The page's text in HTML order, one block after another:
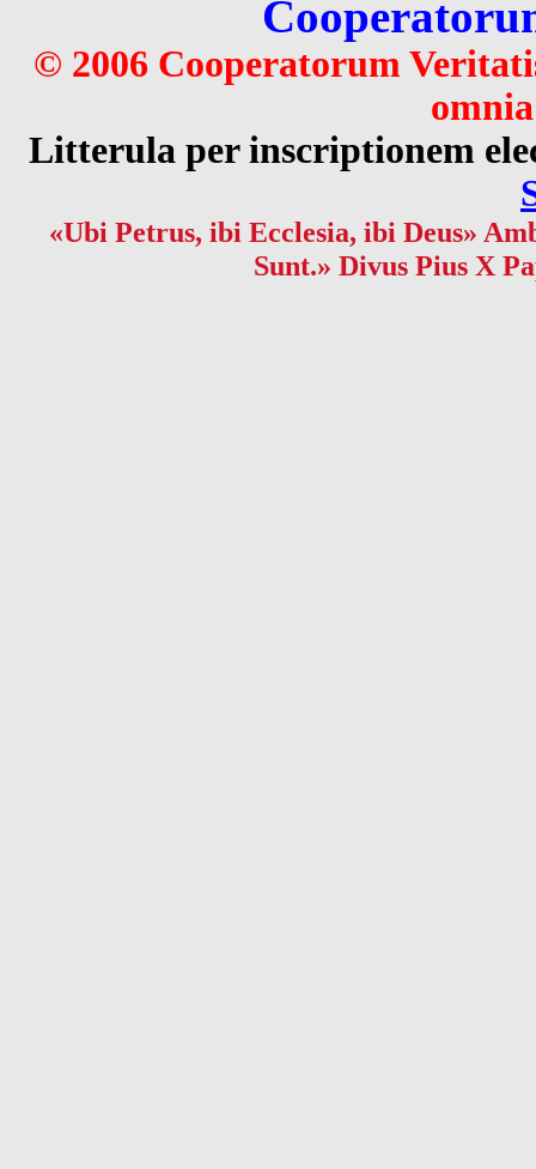
© 2006 Cooperatorum
Litterula per inscriptionem
«Ubi Petrus, ibi Ecclesia, ibi Deus»
Sunt.» Divus Pius X